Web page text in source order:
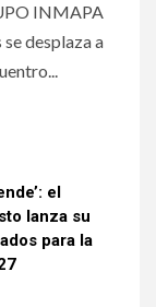
INMAPA
desplaza a
el
lanza su
para la